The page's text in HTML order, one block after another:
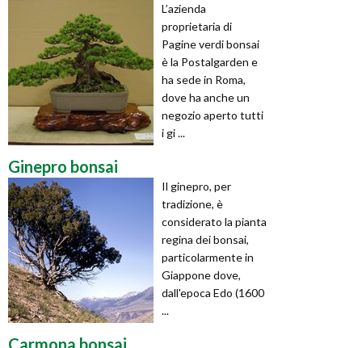
L’azienda
proprietaria di
Pagine verdi bonsai
è la Postalgarden e
ha sede in Roma,
dove ha anche un
negozio aperto tutti
i gi ...
Ginepro bonsai
Il ginepro, per
tradizione, è
considerato la pianta
regina dei bonsai,
particolarmente in
Giappone dove,
dall'epoca Edo (1600
...